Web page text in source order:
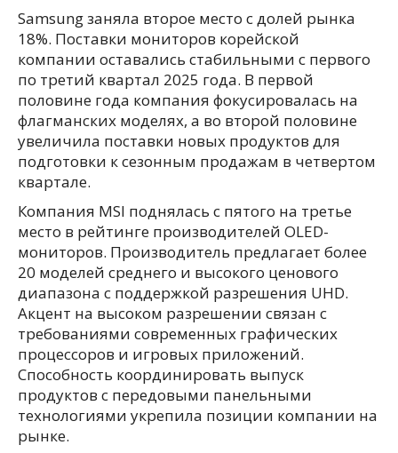
Samsung заняла второе место с долей рынка
18%. Поставки мониторов корейской
компании оставались стабильными с первого
по третий квартал 2025 года. В первой
половине года компания фокусировалась на
флагманских моделях, а во второй половине
увеличила поставки новых продуктов для
подготовки к сезонным продажам в четвертом
квартале.
Компания MSI поднялась с пятого на третье
место в рейтинге производителей OLED-
мониторов. Производитель предлагает более
20 моделей среднего и высокого ценового
диапазона с поддержкой разрешения UHD.
Акцент на высоком разрешении связан с
требованиями современных графических
процессоров и игровых приложений.
Способность координировать выпуск
продуктов с передовыми панельными
технологиями укрепила позиции компании на
рынке.